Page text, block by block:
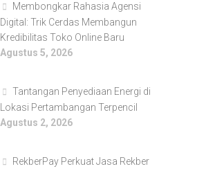
Membongkar Rahasia Agensi
Digital: Trik Cerdas Membangun
Kredibilitas Toko Online Baru
Agustus 5, 2026
Tantangan Penyediaan Energi di
Lokasi Pertambangan Terpencil
Agustus 2, 2026
RekberPay Perkuat Jasa Rekber